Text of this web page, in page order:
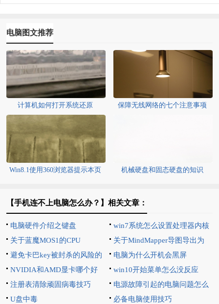
电脑图文推荐
计算机如何打开系统还原 保障无线网络的七个注意事项
Win8.1使用360浏览器提示本页
机械硬盘和固态硬盘的知识
【手机连不上电脑怎么办？】相关文章：
电脑硬件介绍之键盘
win7系统怎么设置处理器内核
数
关于蓝魔MOS1的CPU
关于MindMapper导图导出为
Excel
避免卡巴key被封杀的风险的
方法
电脑为什么开机会黑屏
NVIDIA和AMD显卡哪个好
win10开始菜单怎么没反应
注册表清除顽固病毒技巧
电源故障引起的电脑问题怎么
解决
U盘中毒 必备电脑使用技巧